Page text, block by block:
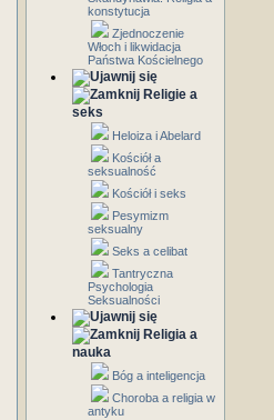
konstytucja
Zjednoczenie
Włoch i likwidacja
Państwa Kościelnego
Religie a
seks
Heloiza i Abelard
Kościół a
seksualność
Kościół i seks
Pesymizm
seksualny
Seks a celibat
Tantryczna
Psychologia
Seksualności
Religia a
nauka
Bóg a inteligencja
Choroba a religia w
antyku